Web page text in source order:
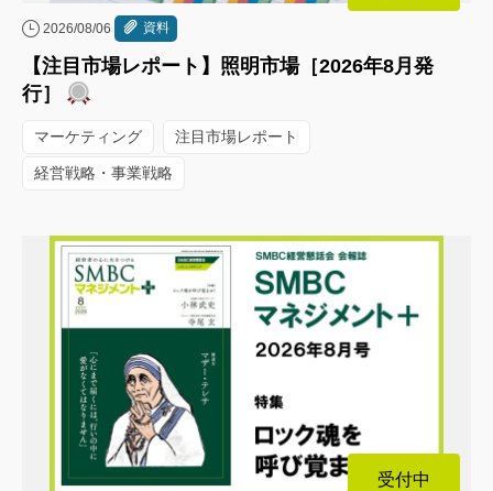
2026/08/06 資料
【注目市場レポート】照明市場［2026年8月発
行］
マーケティング 注目市場レポート
経営戦略・事業戦略
受付中